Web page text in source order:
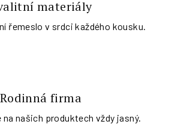
materiály
řemeslo v srdci každého kousku.
Rodinná firma
našich produktech vždy jasný.